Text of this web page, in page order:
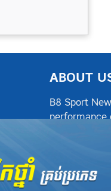
ABOUT
B8 Sport
performance
athletes,